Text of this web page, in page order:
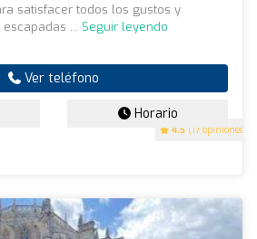
4.5 (17 opiniones)
satisfacer todos los gustos y
... Seguir leyendo
Ver teléfono
Horario